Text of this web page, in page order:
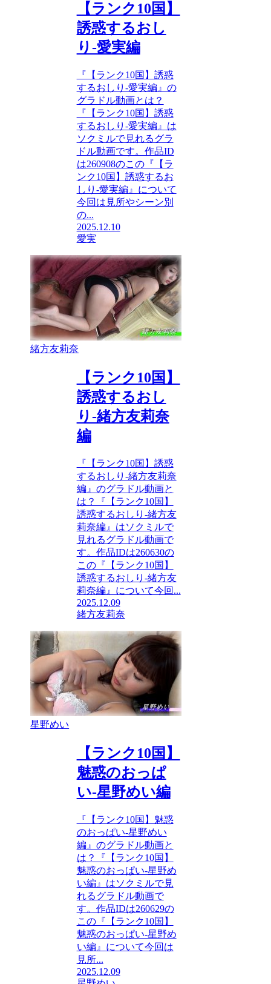
【ランク10国】
誘惑するおし
り-愛実編
『【ランク10国】誘惑
するおしり-愛実編』の
グラドル動画とは？
『【ランク10国】誘惑
するおしり-愛実編』は
ソクミルで見れるグラ
ドル動画です。作品ID
は260908のこの『【ラ
ンク10国】誘惑するお
しり-愛実編』について
今回は見所やシーン別
の...
2025.12.10
愛実
緒方友莉奈
【ランク10国】
誘惑するおし
り-緒方友莉奈
編
『【ランク10国】誘惑
するおしり-緒方友莉奈
編』のグラドル動画と
は？『【ランク10国】
誘惑するおしり-緒方友
莉奈編』はソクミルで
見れるグラドル動画で
す。作品IDは260630の
この『【ランク10国】
誘惑するおしり-緒方友
莉奈編』について今回...
2025.12.09
緒方友莉奈
星野めい
【ランク10国】
魅惑のおっぱ
い-星野めい編
『【ランク10国】魅惑
のおっぱい-星野めい
編』のグラドル動画と
は？『【ランク10国】
魅惑のおっぱい-星野め
い編』はソクミルで見
れるグラドル動画で
す。作品IDは260629の
この『【ランク10国】
魅惑のおっぱい-星野め
い編』について今回は
見所...
2025.12.09